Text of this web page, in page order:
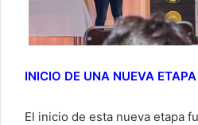
INICIO DE UNA NUEVA ETAPA
El inicio de esta nueva etapa